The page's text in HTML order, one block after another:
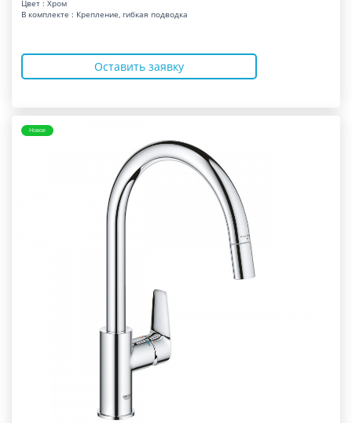
Цвет : Хром
В комплекте : Крепление, гибкая подводка
Оставить заявку
Новое